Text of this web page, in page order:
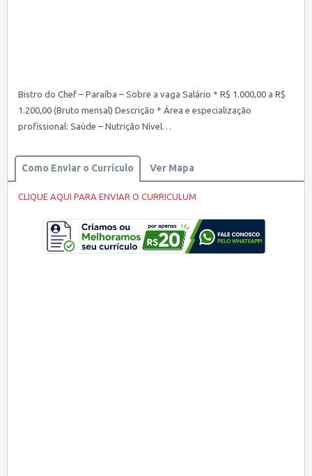
Bistro do Chef – Paraíba – Sobre a vaga Salário * R$ 1.000,00 a R$
1.200,00 (Bruto mensal) Descrição * Área e especialização
profissional: Saúde – Nutrição Nível…
Como Enviar o Currículo Ver Mapa
CLIQUE AQUI PARA ENVIAR O CURRICULUM